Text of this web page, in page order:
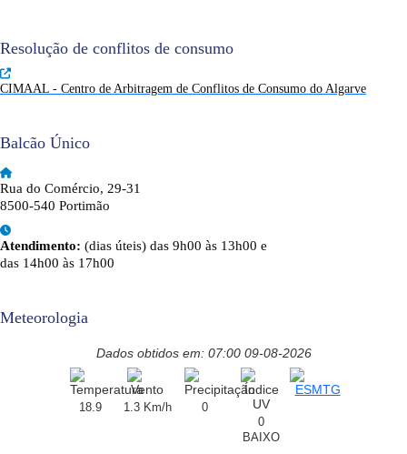
Resolução de conflitos de consumo
CIMAAL - Centro de Arbitragem de Conflitos de Consumo do Algarve
Balcão Único
Rua do Comércio, 29-31
8500-540 Portimão
Atendimento: (dias úteis) das 9h00 às 13h00 e
das 14h00 às 17h00
Meteorologia
Dados obtidos em: 07:00 09-08-2026
18.9 1.3 Km/h
0
0
BAIXO